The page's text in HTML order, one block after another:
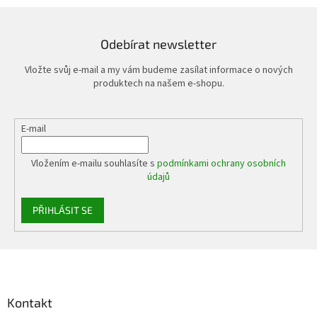
Odebírat newsletter
Vložte svůj e-mail a my vám budeme zasílat informace o nových
produktech na našem e-shopu.
E-mail
Vložením e-mailu souhlasíte s podmínkami ochrany osobních
údajů
PŘIHLÁSIT SE
Kontakt